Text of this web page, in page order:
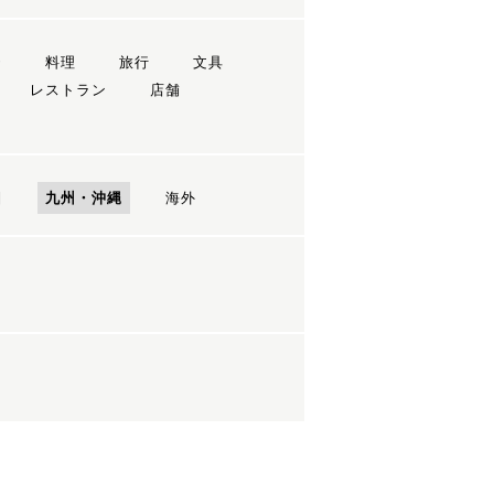
料理 旅行
文具
レストラン
店舗
九州・沖縄 海外